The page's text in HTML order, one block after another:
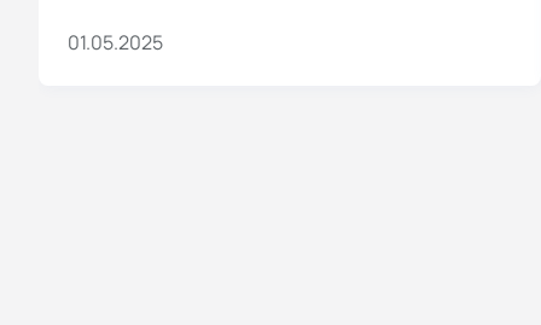
01.05.2025